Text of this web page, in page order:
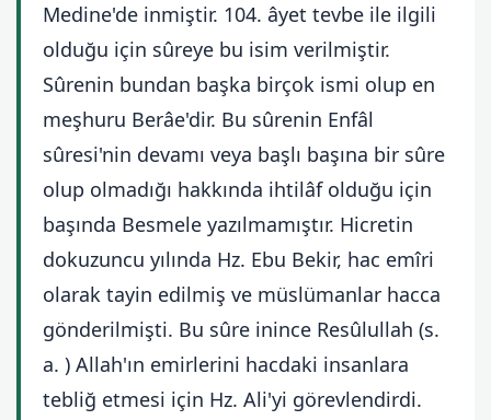
Medine'de inmiştir. 104. âyet tevbe ile ilgili
olduğu için sûreye bu isim verilmiştir.
Sûrenin bundan başka birçok ismi olup en
meşhuru Berâe'dir. Bu sûrenin Enfâl
sûresi'nin devamı veya başlı başına bir sûre
olup olmadığı hakkında ihtilâf olduğu için
başında Besmele yazılmamıştır. Hicretin
dokuzuncu yılında Hz. Ebu Bekir, hac emîri
olarak tayin edilmiş ve müslümanlar hacca
gönderilmişti. Bu sûre inince Resûlullah (s.
a. ) Allah'ın emirlerini hacdaki insanlara
tebliğ etmesi için Hz. Ali'yi görevlendirdi.